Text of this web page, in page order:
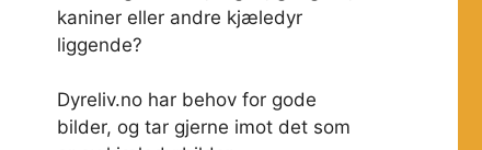
kaniner eller andre kjæledyr
liggende?
Dyreliv.no har behov for gode
bilder, og tar gjerne imot det som